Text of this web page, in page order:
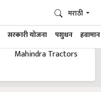
सरकारी योजना पशुधन हवामान
मराठी